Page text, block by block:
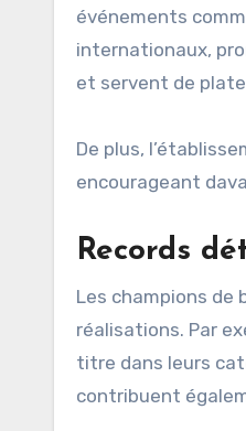
événements
internationaux,
et servent de
De plus,
encourageant
Records
Les champions
réalisations. Par
titre dans leurs
contribuent